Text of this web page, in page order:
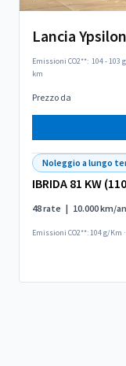
Lancia
Emissioni CO2**: 104 - 103
km
Prezzo da
Noleggio a lungo
IBRIDA 81 KW
48 rate | 10.000 km/
Emissioni CO2**: 104 g/Km ·